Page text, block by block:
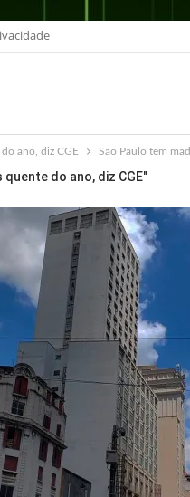
ano, diz CGE São Paulo tem
do ano, diz CGE"